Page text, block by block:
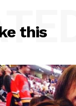
this